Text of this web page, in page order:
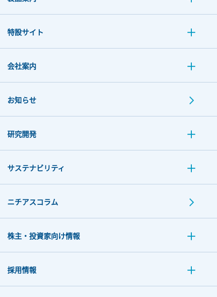
特設サイト
会社案内
お知らせ
研究開発
サステナビリティ
ニチアスコラム
株主・投資家向け情報
採用情報